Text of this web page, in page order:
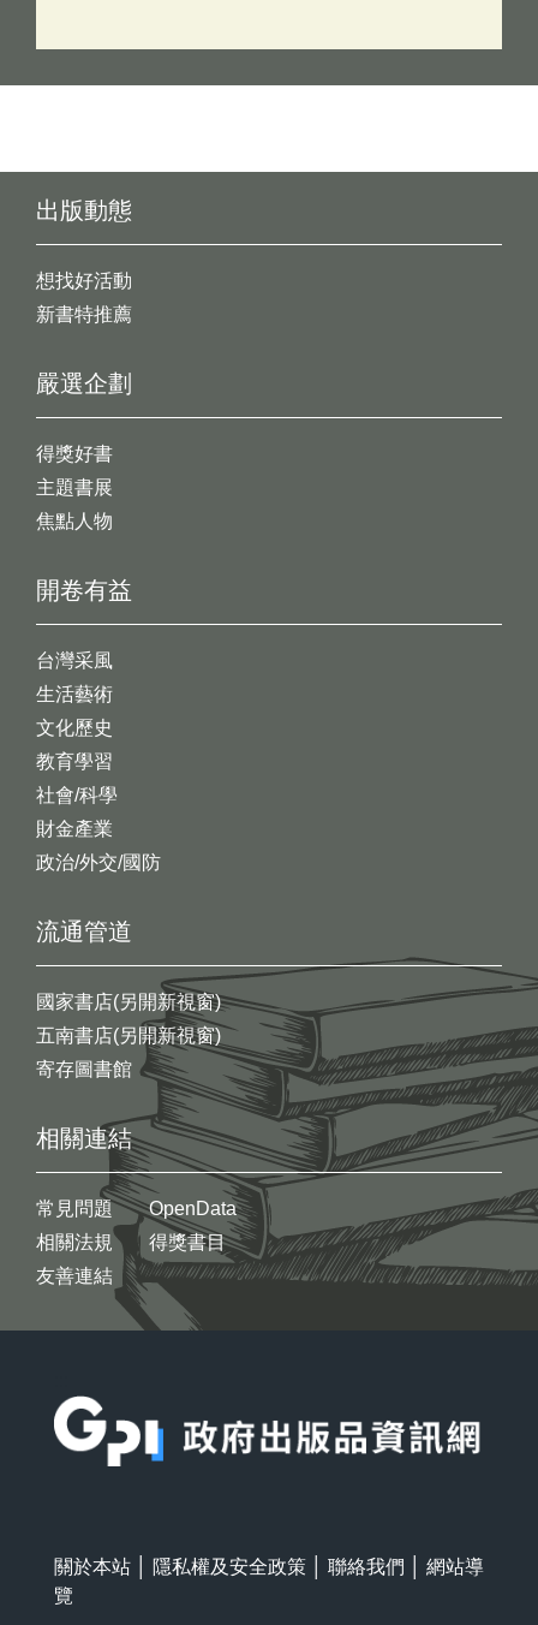
出版動態
想找好活動
新書特推薦
開卷有益
台灣采風
生活藝術
文化歷史
教育學習
社會/科學
財金產業
政治/外交/國防
嚴選企劃
得獎好書
主題書展
焦點人物
流通管道
國家書店(另開新視窗)
五南書店(另開新視窗)
寄存圖書館
相關連結
常見問題
相關法規
友善連結
OpenData
得獎書目
關於本站 隱私權及安全政策 聯絡我們
網站導
覽